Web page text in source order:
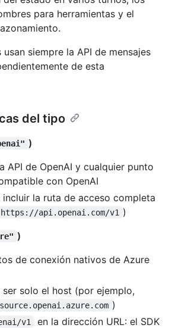
para herramientas y el
siempre la API de mensajes
de esta
del tipo
)
API de OpenAI y cualquier punto
con OpenAI
incluir la ruta de acceso completa
https://api.openai.com/v1 )
)
de conexión nativos de Azure
ser solo el host (por ejemplo,
)
v1
en la dirección URL: el SDK